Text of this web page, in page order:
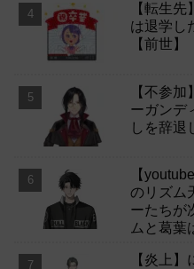
【転生
は退学し
【前世】
【不参
ーガンデ
しを辞退
【
のリズム
ーたちが
ムと葛葉
【炎上